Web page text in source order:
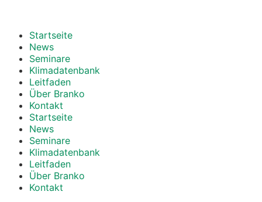
Startseite
News
Seminare
Klimadatenbank
Leitfaden
Über Branko
Kontakt
Startseite
News
Seminare
Klimadatenbank
Leitfaden
Über Branko
Kontakt